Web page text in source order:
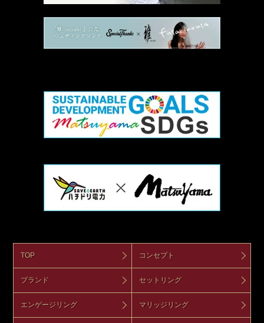
TOP コンセプト
ブランド セットリング
エンゲージリング マリッジリング